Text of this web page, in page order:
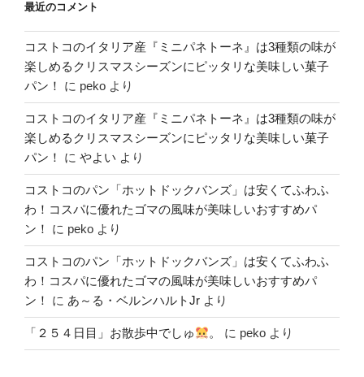
最近のコメント
コストコのイタリア産『ミニパネトーネ』は3種類の味が
楽しめるクリスマスシーズンにピッタリな美味しい菓子
パン！
に peko より
コストコのイタリア産『ミニパネトーネ』は3種類の味が
楽しめるクリスマスシーズンにピッタリな美味しい菓子
パン！
に やよい より
コストコのパン「ホットドックバンズ」は安くてふわふ
わ！コスパに優れたゴマの風味が美味しいおすすめパ
ン！
に peko より
コストコのパン「ホットドックバンズ」は安くてふわふ
わ！コスパに優れたゴマの風味が美味しいおすすめパ
ン！
に あ～る・ベルンハルトJr より
「２５４日目」お散歩中でしゅ 。 に peko より